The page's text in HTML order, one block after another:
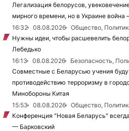
Легализация белорусов,
мирного времени, но в Украине
16:32
08.08.2026
Общество,
Нужны идеи, чтобы расшевелить
Лебедько
16:13
08.08.2026
Безопасность,
Совместные с Беларусью учения
противодействию терроризму в
Минобороны Китая
15:53
08.08.2026
Общество,
Конференция "Новая Беларусь"
— Барковский